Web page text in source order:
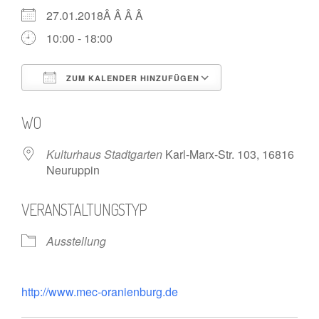
27.01.2018Â Â Â Â
10:00 - 18:00
ZUM KALENDER HINZUFÜGEN
WO
Kulturhaus Stadtgarten Karl-Marx-Str. 103, 16816
Neuruppin
VERANSTALTUNGSTYP
Ausstellung
http://www.mec-oranienburg.de